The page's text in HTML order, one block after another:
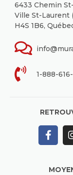
6433 Chemin
Ville St-Laurent
H4S 1B6,
1-888-